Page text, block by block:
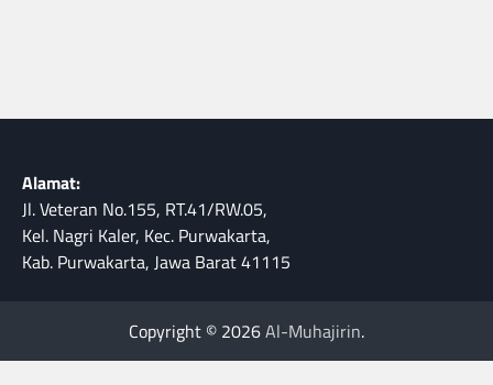
Alamat:
Jl. Veteran No.155, RT.41/RW.05,
Kel. Nagri Kaler, Kec. Purwakarta,
Kab. Purwakarta, Jawa Barat 41115
Copyright © 2026Al-Muhajirin.